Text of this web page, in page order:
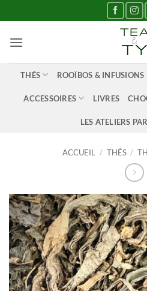
au
contenu
THÉS ROOÏBOS & INFUSIONS
ACCESSOIRES LIVRES
LES ATELIERS
ACCUEIL / THÉS /